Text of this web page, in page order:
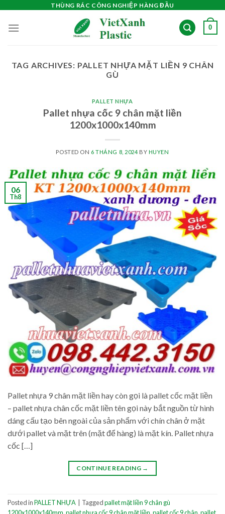
content
THÙNG RÁC CÔNG NGHIỆP HÀNG ĐẦU
0
TAG ARCHIVES: PALLET NHỰA MẶT LIỀN 9 CHÂN
GÙ
PALLET NHỰA
Pallet nhựa cốc 9 chân mặt liền
1200x1000x140mm
POSTED ON 6 THÁNG 8, 2024BY HUYEN
06
Th8
Pallet nhựa 9 chân mặt liền hay còn gọi là pallet cốc mặt liền
– pallet nhựa chân cốc mặt liền tên gọi này bắt nguồn từ hình
dáng cấu tạo bên ngoài của sản phẩm với chín chân ở mặt
dưới pallet và mặt trên (mặt để hàng) là mặt kín. Pallet nhựa
cốc […]
CONTINUE READING →
Posted inPALLET NHỰA Taggedpallet mặt liền 9 chân gù